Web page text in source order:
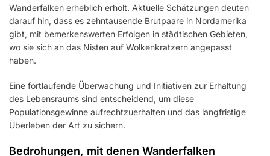
Wanderfalken erheblich erholt. Aktuelle Schätzungen deuten
darauf hin, dass es zehntausende Brutpaare in Nordamerika
gibt, mit bemerkenswerten Erfolgen in städtischen Gebieten,
wo sie sich an das Nisten auf Wolkenkratzern angepasst
haben.
Eine fortlaufende Überwachung und Initiativen zur Erhaltung
des Lebensraums sind entscheidend, um diese
Populationsgewinne aufrechtzuerhalten und das langfristige
Überleben der Art zu sichern.
Bedrohungen, mit denen Wanderfalken